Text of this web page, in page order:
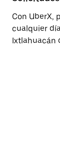
Con UberX,
cualquier
Ixtlahuacán